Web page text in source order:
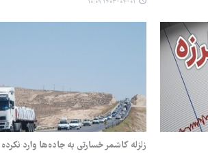
زلزله کاشمر خسارتی به جاده‌ها وارد